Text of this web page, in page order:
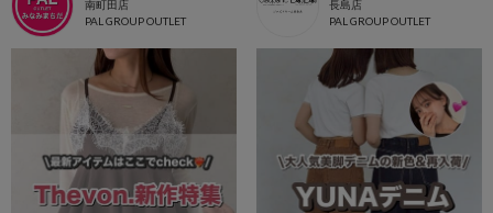
南町田店
PAL GROUP OUTLET
長島店
PAL GROUP OUTLET